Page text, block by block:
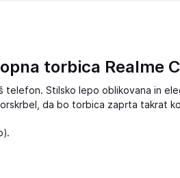
torbica Realme
telefon. Stilsko lepo oblikovana in
da bo torbica zaprta takrat